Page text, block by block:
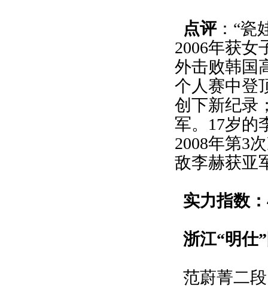
点评：“瓷
2006年获女
外击败韩国
个人赛中登
创下新纪录
军。17岁的
2008年第3
敌李赫获亚
实力指数
浙江“明仕
范蔚菁二